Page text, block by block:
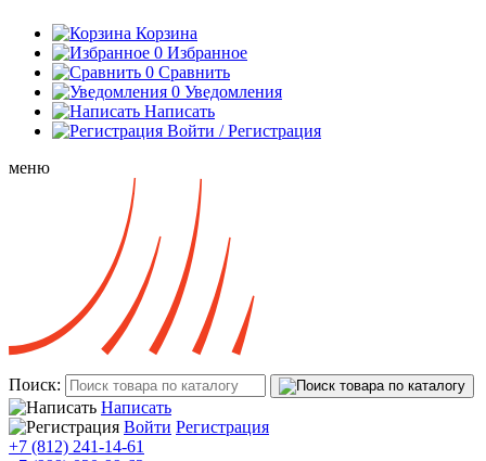
Корзина
0 Избранное
0 Сравнить
0 Уведомления
Написать
Войти / Регистрация
меню
Поиск:
Написать
Войти Регистрация
+7 (812) 241-14-61